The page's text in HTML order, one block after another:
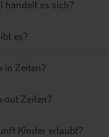
handelt es sich?
es?
in Zeiten?
out Zeiten?
Kinder erlaubt?